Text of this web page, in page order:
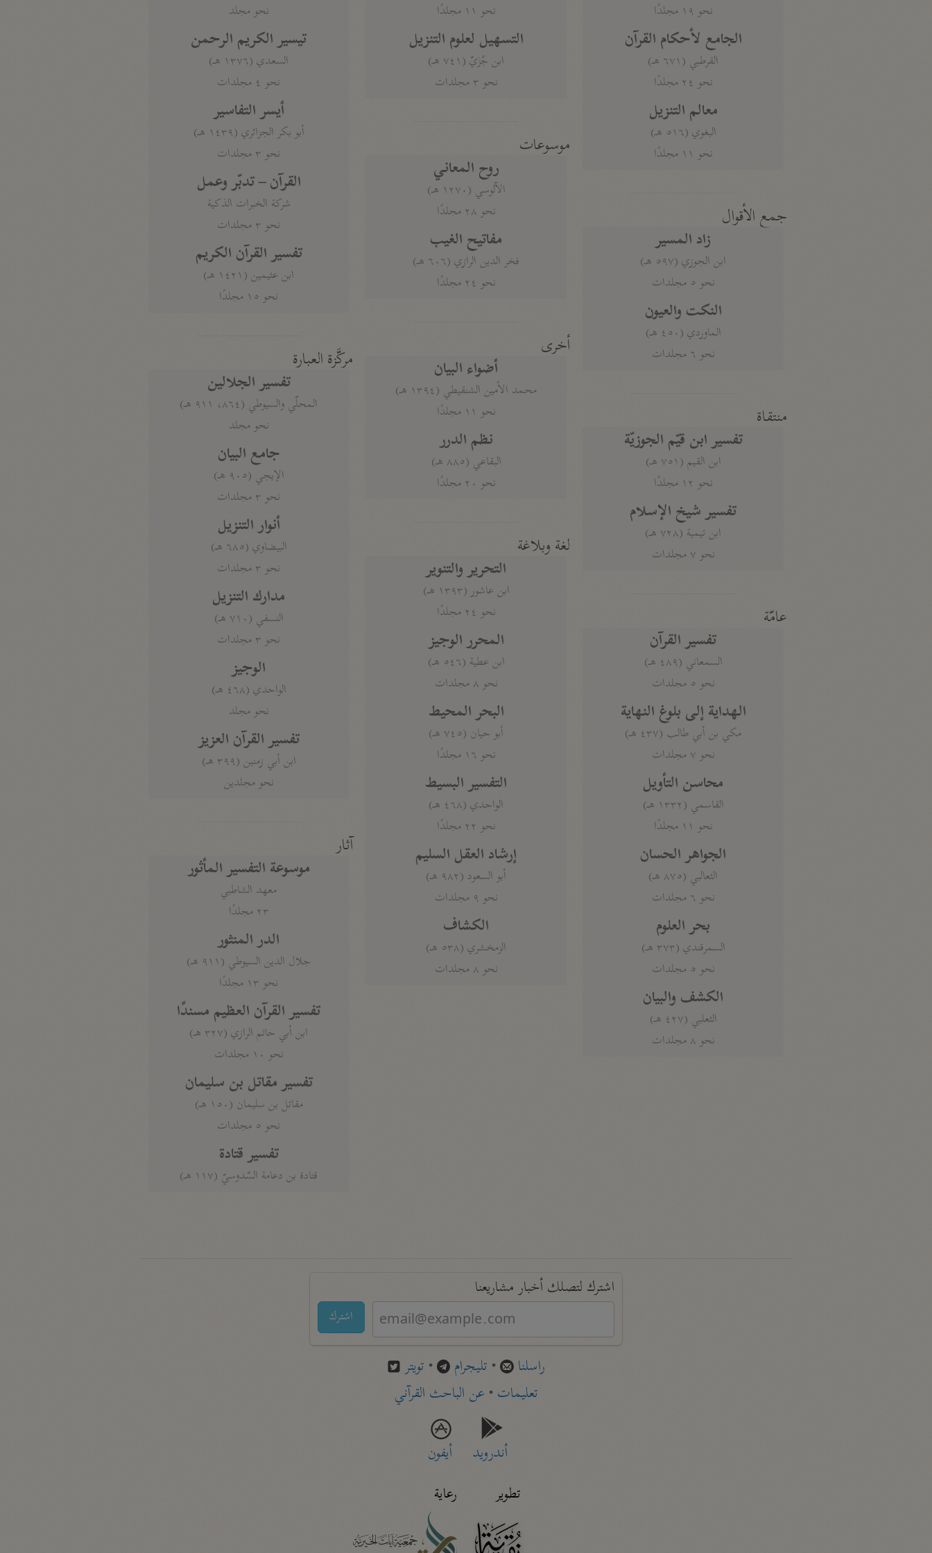
نحو ١٩ مجلدًا
الجامع لأحكام القرآن
القرطبي (٦٧١ هـ)
نحو ٢٤ مجلدًا
معالم التنزيل
البغوي (٥١٦ هـ)
نحو ١١ مجلدًا
جمع الأقوال
زاد المسير
ابن الجوزي (٥٩٧ هـ)
نحو ٥ مجلدات
النكت والعيون
الماوردي (٤٥٠ هـ)
نحو ٦ مجلدات
منتقاة
تفسير ابن قيّم الجوزيّة
ابن القيم (٧٥١ هـ)
نحو ١٢ مجلدًا
تفسير شيخ الإسلام
ابن تيمية (٧٢٨ هـ)
نحو ٧ مجلدات
عامّة
تفسير القرآن
السمعاني (٤٨٩ هـ)
نحو ٥ مجلدات
الهداية إلى بلوغ النهاية
مكي بن أبي طالب (٤٣٧ هـ)
نحو ٧ مجلدات
محاسن التأويل
القاسمي (١٣٣٢ هـ)
نحو ١١ مجلدًا
الجواهر الحسان
الثعالبي (٨٧٥ هـ)
نحو ٦ مجلدات
بحر العلوم
السمرقندي (٣٧٣ هـ)
نحو ٥ مجلدات
الكشف والبيان
الثعلبي (٤٢٧ هـ)
نحو ٨ مجلدات
نحو ١١ مجلدًا
التسهيل لعلوم التنزيل
ابن جُزَيّ (٧٤١ هـ)
نحو ٣ مجلدات
موسوعات
روح المعاني
الآلوسي (١٢٧٠ هـ)
نحو ٢٨ مجلدًا
مفاتيح الغيب
فخر الدين الرازي (٦٠٦ هـ)
نحو ٢٤ مجلدًا
أخرى
أضواء البيان
محمد الأمين الشنقيطي (١٣٩٤ هـ)
نحو ١١ مجلدًا
نظم الدرر
البقاعي (٨٨٥ هـ)
نحو ٢٠ مجلدًا
لغة وبلاغة
التحرير والتنوير
ابن عاشور (١٣٩٣ هـ)
نحو ٢٤ مجلدًا
المحرر الوجيز
ابن عطية (٥٤٦ هـ)
نحو ٨ مجلدات
البحر المحيط
أبو حيان (٧٤٥ هـ)
نحو ١٦ مجلدًا
التفسير البسيط
الواحدي (٤٦٨ هـ)
نحو ٢٢ مجلدًا
إرشاد العقل السليم
أبو السعود (٩٨٢ هـ)
نحو ٩ مجلدات
الكشاف
الزمخشري (٥٣٨ هـ)
نحو ٨ مجلدات
نحو مجلد
تيسير الكريم الرحمن
السعدي (١٣٧٦ هـ)
نحو ٤ مجلدات
أيسر التفاسير
أبو بكر الجزائري (١٤٣٩ هـ)
نحو ٣ مجلدات
القرآن – تدبّر وعمل
شركة الخبرات الذكية
نحو ٣ مجلدات
تفسير القرآن الكريم
ابن عثيمين (١٤٢١ هـ)
نحو ١٥ مجلدًا
مركَّزة العبارة
تفسير الجلالين
المحلّي والسيوطي (٨٦٤، ٩١١ هـ)
نحو مجلد
جامع البيان
الإيجي (٩٠٥ هـ)
نحو ٣ مجلدات
أنوار التنزيل
البيضاوي (٦٨٥ هـ)
نحو ٣ مجلدات
مدارك التنزيل
النسفي (٧١٠ هـ)
نحو ٣ مجلدات
الوجيز
الواحدي (٤٦٨ هـ)
نحو مجلد
تفسير القرآن العزيز
ابن أبي زمنين (٣٩٩ هـ)
نحو مجلدين
آثار
موسوعة التفسير المأثور
معهد الشاطبي
٢٣ مجلدًا
الدر المنثور
جلال الدين السيوطي (٩١١ هـ)
نحو ١٣ مجلدًا
تفسير القرآن العظيم مسندًا
ابن أبي حاتم الرازي (٣٢٧ هـ)
نحو ١٠ مجلدات
تفسير مقاتل بن سليمان
مقاتل بن سليمان (١٥٠ هـ)
نحو ٥ مجلدات
تفسير قتادة
قتادة بن دعامة السّدوسيّ (١١٧ هـ)
اشترك لتصلك أخبار مشاريعنا
اشترك
راسلنا • تليجرام • تويتر
تعليمات• عن الباحث القرآني
أندرويد
أيفون
تطوير
رعاية